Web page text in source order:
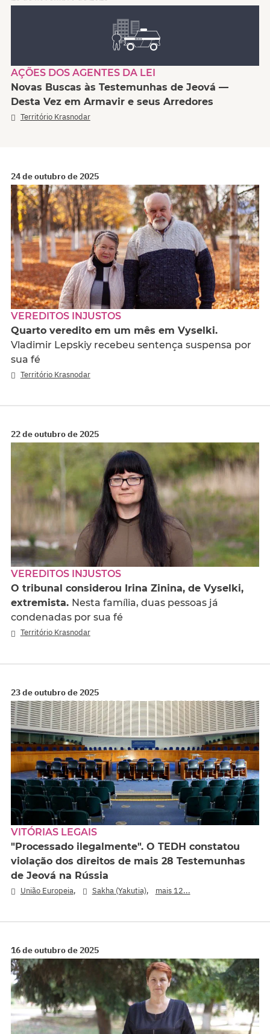
AÇÕES DOS AGENTES DA LEI
Novas Buscas às Testemunhas de Jeová —
Desta Vez em Armavir e seus Arredores
Território Krasnodar
24 de outubro de 2025
VEREDITOS INJUSTOS
Quarto veredito em um mês em Vyselki.
Vladimir Lepskiy recebeu sentença suspensa por
sua fé
Território Krasnodar
22 de outubro de 2025
VEREDITOS INJUSTOS
O tribunal considerou Irina Zinina, de Vyselki,
extremista. Nesta família, duas pessoas já
condenadas por sua fé
Território Krasnodar
23 de outubro de 2025
VITÓRIAS LEGAIS
"Processado ilegalmente". O TEDH constatou
violação dos direitos de mais 28 Testemunhas
de Jeová na Rússia
União Europeia, Sakha (Yakutia), mais 12...
16 de outubro de 2025